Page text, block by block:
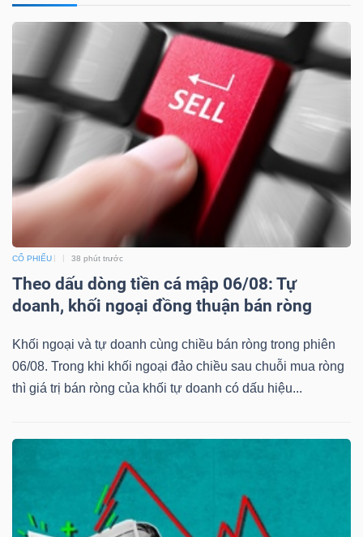
CỔ PHIẾU 38 phút trước
Theo dấu dòng tiền cá mập 06/08: Tự
doanh, khối ngoại đồng thuận bán ròng
Khối ngoại và tự doanh cùng chiều bán ròng trong phiên
06/08. Trong khi khối ngoại đảo chiều sau chuỗi mua ròng
thì giá trị bán ròng của khối tự doanh có dấu hiệu...
DOANH
NGHIỆP
PHIẾU
CÔNG